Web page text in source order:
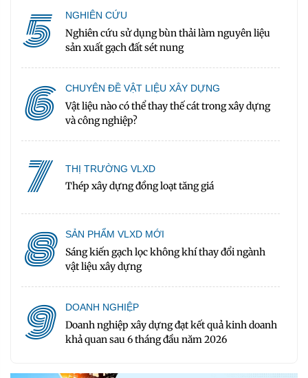
5 NGHIÊN CỨU
Nghiên cứu sử dụng bùn thải làm nguyên liệu
sản xuất gạch đất sét nung
6 CHUYÊN ĐỀ VẬT LIỆU XÂY DỰNG
Vật liệu nào có thể thay thế cát trong xây dựng
và công nghiệp?
7 THỊ TRƯỜNG VLXD
Thép xây dựng đồng loạt tăng giá
8 SẢN PHẨM VLXD MỚI
Sáng kiến gạch lọc không khí thay đổi ngành
vật liệu xây dựng
9 DOANH NGHIỆP
Doanh nghiệp xây dựng đạt kết quả kinh doanh
khả quan sau 6 tháng đầu năm 2026